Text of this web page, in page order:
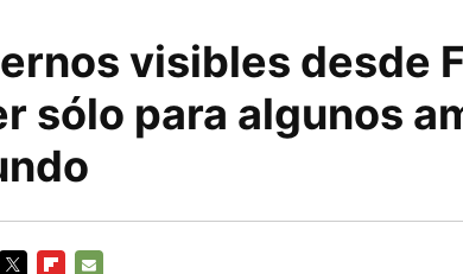
visibles desde
sólo para algunos